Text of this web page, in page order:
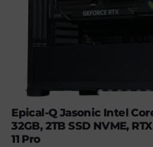
Epical-Q Jasonic Intel
32GB, 2TB SSD NVME,
11 Pro